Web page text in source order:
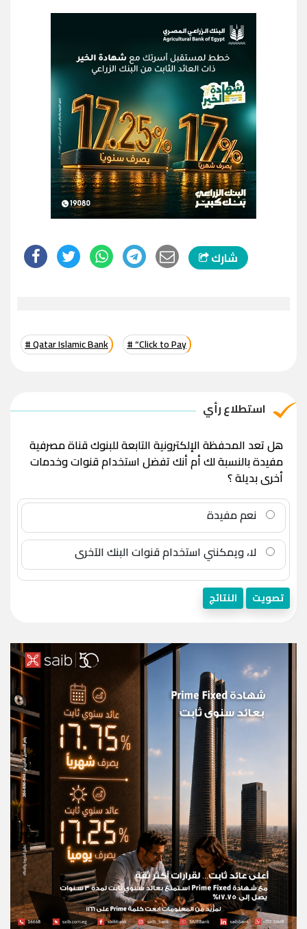
شارك
# Qatar Islamic Bank # “Click to Pay
استطلاع رأي
هل تعد المحفظة الإلكترونية التابعة للبنوك قناة مصرفية
مفيدة بالنسبة لك أم أنك تفضل استخدام قنوات وخدمات
أخرى بديلة ؟
نعم مفيدة
لا، ويمكنني استخدام قنوات البنك الآخرى
تصويت النتائج